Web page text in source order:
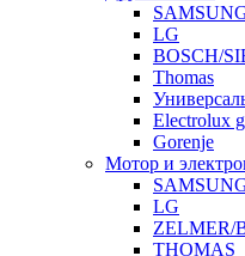
LG
BOSCH/
Thomas
Electrolux
Gorenje
Мотор и
LG
ZELMER/
THOMAS